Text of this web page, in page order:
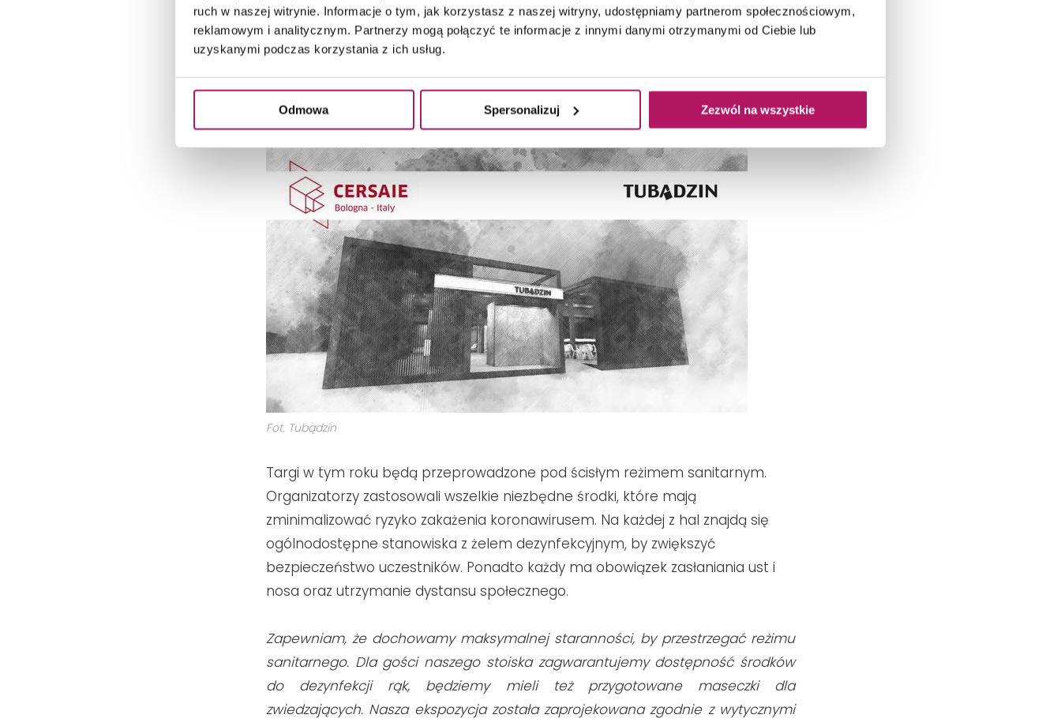
ruch w naszej witrynie. Informacje o tym, jak korzystasz z naszej witryny, udostępniamy partnerom społecznościowym,
reklamowym i analitycznym. Partnerzy mogą połączyć te informacje z innymi danymi otrzymanymi od Ciebie lub
uzyskanymi podczas korzystania z ich usług.
Odmowa Spersonalizuj Zezwól na wszystkie
nawiązanie do motywów etnicznych i wzorowanie na naturalnych materiałach.
Kolekcja Funky wzoruje się na stylu rodem z lat siedemdziesiątych.
Sophisticated cechują wzory inspirowane naturalnym kamieniem i art deco. Z
kolei istotą kolekcji Timeless jest ponadczasowa elegancja i szyk.
Fot. Tubądzin
Targi w tym roku będą przeprowadzone pod ścisłym reżimem sanitarnym.
Organizatorzy zastosowali wszelkie niezbędne środki, które mają
zminimalizować ryzyko zakażenia koronawirusem. Na każdej z hal znajdą się
ogólnodostępne stanowiska z żelem dezynfekcyjnym, by zwiększyć
bezpieczeństwo uczestników. Ponadto każdy ma obowiązek zasłaniania ust i
nosa oraz utrzymanie dystansu społecznego.
Zapewniam, że dochowamy maksymalnej staranności, by przestrzegać reżimu
sanitarnego. Dla gości naszego stoiska zagwarantujemy dostępność środków
do dezynfekcji rąk, będziemy mieli też przygotowane maseczki dla
zwiedzających. Nasza ekspozycja została zaprojekowana zgodnie z wytycznymi